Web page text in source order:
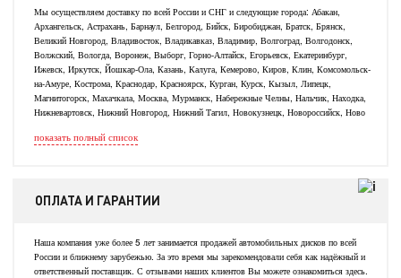
Мы осуществляем доставку по всей России и СНГ и следующие города: Абакан,
Архангельск, Астрахань, Барнаул, Белгород, Бийск, Биробиджан, Братск, Брянск,
Великий Новгород, Владивосток, Владикавказ, Владимир, Волгоград, Волгодонск,
Волжский, Вологда, Воронеж, Выборг, Горно-Алтайск, Егорьевск, Екатеринбург,
Ижевск, Иркутск, Йошкар-Ола, Казань, Калуга, Кемерово, Киров, Клин, Комсомольск-
на-Амуре, Кострома, Краснодар, Красноярск, Курган, Курск, Кызыл, Липецк,
Магнитогорск, Махачкала, Москва, Мурманск, Набережные Челны, Нальчик, Находка,
Нижневартовск, Нижний Новгород, Нижний Тагил, Новокузнецк, Новороссийск, Ново
показать полный список
ОПЛАТА И ГАРАНТИИ
Наша компания уже более 5 лет занимается продажей автомобильных дисков по всей
России и ближнему зарубежью. За это время мы зарекомендовали себя как надёжный и
ответственный поставщик. С отзывами наших клиентов Вы можете ознакомиться здесь.